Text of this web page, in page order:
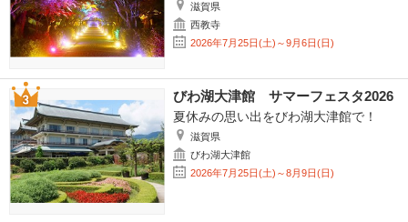
滋賀県
西教寺
2026年7月25日(土)～9月6日(日)
びわ湖大津館 サマーフェスタ2026
夏休みの思い出をびわ湖大津館で！
滋賀県
びわ湖大津館
2026年7月25日(土)～8月9日(日)